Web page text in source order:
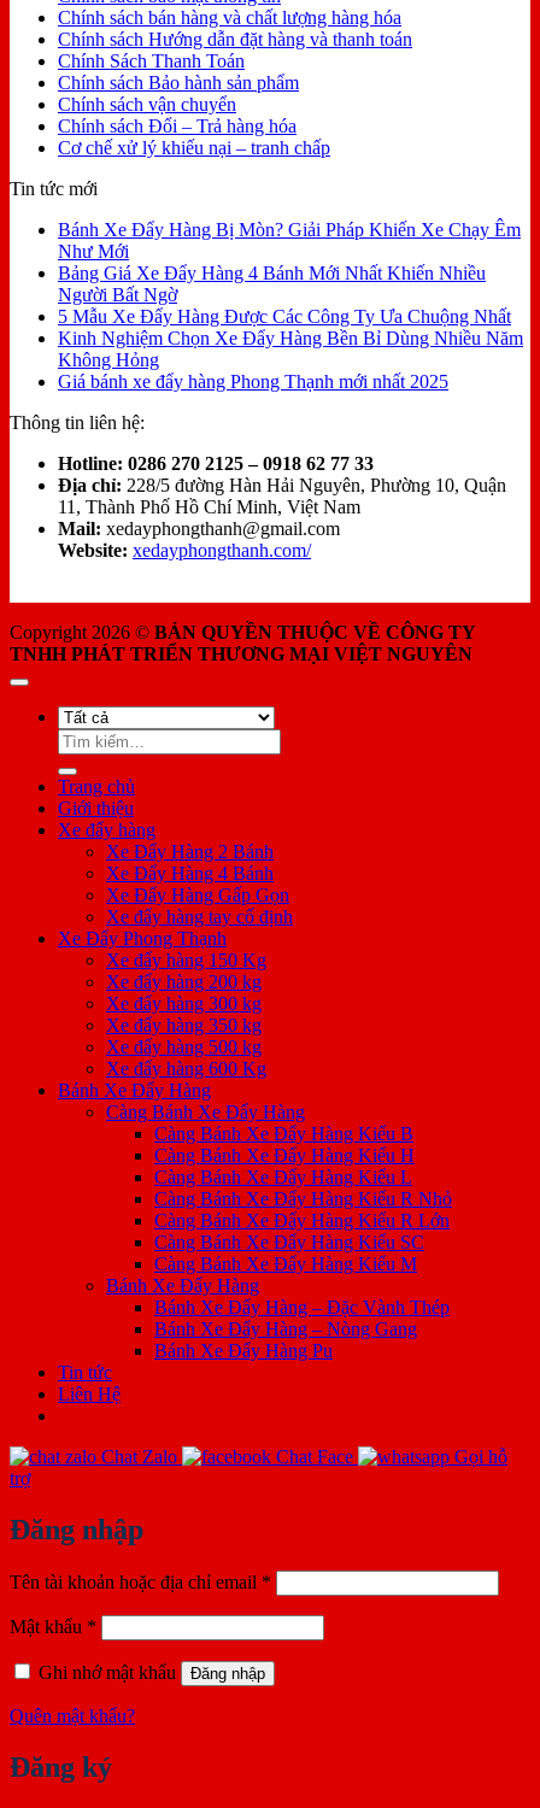
Chính sách bán hàng và chất lượng hàng hóa
Chính sách Hướng dẫn đặt hàng và thanh toán
Chính Sách Thanh Toán
Chính sách Bảo hành sản phẩm
Chính sách vận chuyển
Chính sách Đổi – Trả hàng hóa
Cơ chế xử lý khiếu nại – tranh chấp
Tin tức mới
Bánh Xe Đẩy Hàng Bị Mòn? Giải Pháp Khiến Xe Chạy Êm
Như Mới
Bảng Giá Xe Đẩy Hàng 4 Bánh Mới Nhất Khiến Nhiều
Người Bất Ngờ
5 Mẫu Xe Đẩy Hàng Được Các Công Ty Ưa Chuộng Nhất
Kinh Nghiệm Chọn Xe Đẩy Hàng Bền Bỉ Dùng Nhiều Năm
Không Hỏng
Giá bánh xe đẩy hàng Phong Thạnh mới nhất 2025
Thông tin liên hệ:
Hotline: 0286 270 2125 – 0918 62 77 33
Địa chỉ: 228/5 đường Hàn Hải Nguyên, Phường 10, Quận
11, Thành Phố Hồ Chí Minh, Việt Nam
Mail: xedayphongthanh@gmail.com
Website: xedayphongthanh.com/
Copyright 2026 © BẢN QUYỀN THUỘC VỀ CÔNG TY
TNHH PHÁT TRIỂN THƯƠNG MẠI VIỆT NGUYÊN
Tìm
kiếm:
Trang chủ
Giới thiệu
Xe đẩy hàng
Xe Đẩy Hàng 2 Bánh
Xe Đẩy Hàng 4 Bánh
Xe Đẩy Hàng Gấp Gọn
Xe đẩy hàng tay cố định
Xe Đẩy Phong Thạnh
Xe đẩy hàng 150 Kg
Xe đẩy hàng 200 kg
Xe đẩy hàng 300 kg
Xe đẩy hàng 350 kg
Xe đẩy hàng 500 kg
Xe đẩy hàng 600 Kg
Bánh Xe Đẩy Hàng
Càng Bánh Xe Đẩy Hàng
Càng Bánh Xe Đẩy Hàng Kiểu B
Càng Bánh Xe Đẩy Hàng Kiểu H
Càng Bánh Xe Đẩy Hàng Kiểu L
Càng Bánh Xe Đẩy Hàng Kiểu R Nhỏ
Càng Bánh Xe Đẩy Hàng Kiểu R Lớn
Càng Bánh Xe Đẩy Hàng Kiểu SC
Càng Bánh Xe Đẩy Hàng Kiểu M
Bánh Xe Đẩy Hàng
Bánh Xe Đẩy Hàng – Đặc Vành Thép
Bánh Xe Đẩy Hàng – Nòng Gang
Bánh Xe Đẩy Hàng Pu
Tin tức
Liên Hệ
Chat Zalo Chat Face
Gọi hỗ
trợ
Đăng nhập
Tên tài khoản hoặc địa chỉ email *
buộc
Mật khẩu *
buộc
Ghi nhớ mật khẩu
Đăng nhập
Quên mật khẩu?
Đăng ký